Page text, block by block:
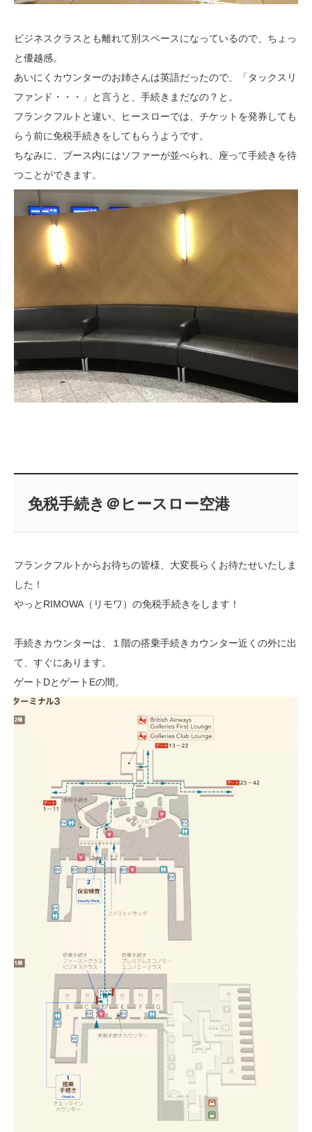
ビジネスクラスとも離れて別スペースになっているので、ちょっ
と優越感。
あいにくカウンターのお姉さんは英語だったので、「タックスリ
ファンド・・・」と言うと、手続きまだなの？と。
フランクフルトと違い、ヒースローでは、チケットを発券しても
らう前に免税手続きをしてもらうようです。
ちなみに、ブース内にはソファーが並べられ、座って手続きを待
つことができます。
免税手続き＠ヒースロー空港
フランクフルトからお待ちの皆様、大変長らくお待たせいたしま
した！
やっとRIMOWA（リモワ）の免税手続きをします！
手続きカウンターは、１階の搭乗手続きカウンター近くの外に出
て、すぐにあります。
ゲートDとゲートEの間。